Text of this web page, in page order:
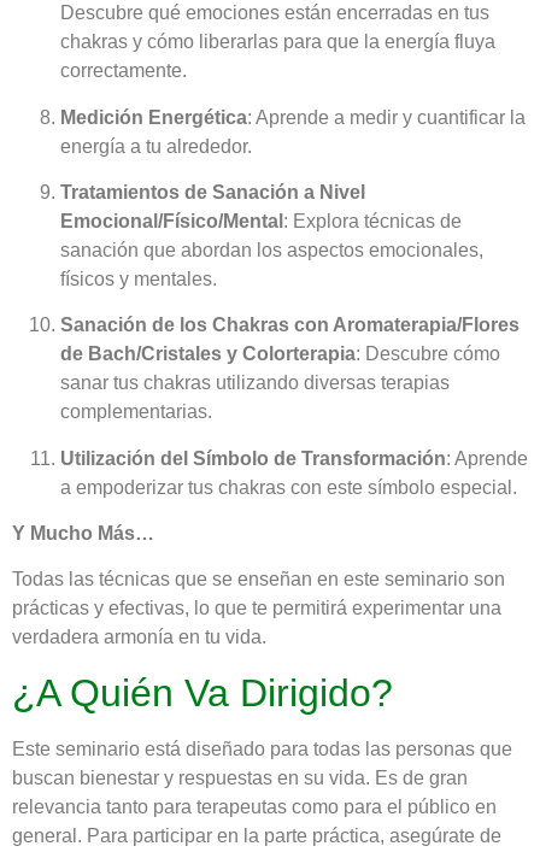
Descubre qué emociones están encerradas en tus
chakras y cómo liberarlas para que la energía fluya
correctamente.
Medición Energética: Aprende a medir y cuantificar la
energía a tu alrededor.
Tratamientos de Sanación a Nivel
Emocional/Físico/Mental : Explora técnicas de
sanación que abordan los aspectos emocionales,
físicos y mentales.
Sanación de los Chakras con Aromaterapia/Flores
de Bach/Cristales y Colorterapia: Descubre cómo
sanar tus chakras utilizando diversas terapias
complementarias.
Utilización del Símbolo de Transformación: Aprende
a empoderizar tus chakras con este símbolo especial.
Y Mucho Más…
Todas las técnicas que se enseñan en este seminario son
prácticas y efectivas, lo que te permitirá experimentar una
verdadera armonía en tu vida.
¿A Quién Va Dirigido?
Este seminario está diseñado para todas las personas que
buscan bienestar y respuestas en su vida. Es de gran
relevancia tanto para terapeutas como para el público en
general. Para participar en la parte práctica, asegúrate de